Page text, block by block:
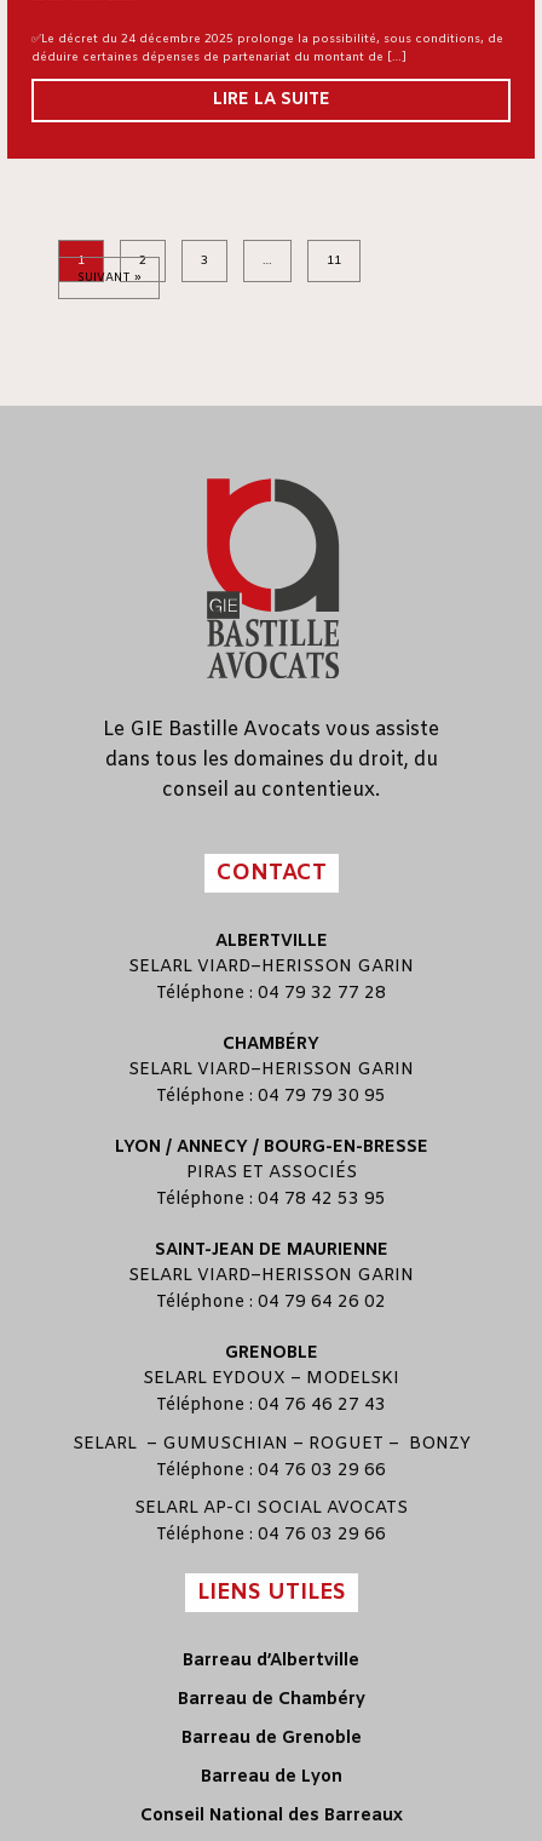
✅Le décret du 24 décembre 2025 prolonge la possibilité, sous conditions, de
déduire certaines dépenses de partenariat du montant de […]
LIRE LA SUITE
1 2 3 …
11
SUIVANT »
Le GIE Bastille Avocats vous assiste
dans tous les domaines du droit, du
conseil au contentieux.
CONTACT
ALBERTVILLE
SELARL VIARD–HERISSON GARIN
Téléphone : 04 79 32 77 28
CHAMBÉRY
SELARL VIARD–HERISSON GARIN
Téléphone : 04 79 79 30 95
LYON / ANNECY / BOURG-EN-BRESSE
PIRAS ET ASSOCIÉS
Téléphone : 04 78 42 53 95
SAINT-JEAN DE MAURIENNE
SELARL VIARD–HERISSON GARIN
Téléphone : 04 79 64 26 02
GRENOBLE
SELARL EYDOUX – MODELSKI
Téléphone : 04 76 46 27 43
SELARL – GUMUSCHIAN – ROGUET – BONZY
Téléphone : 04 76 03 29 66
SELARL AP-CI SOCIAL AVOCATS
Téléphone : 04 76 03 29 66
LIENS UTILES
Barreau d’Albertville
Barreau de Chambéry
Barreau de Grenoble
Barreau de Lyon
Conseil National des Barreaux